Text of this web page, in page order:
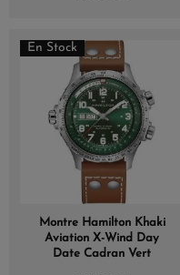
En Stock
Montre Hamilton Khaki
Aviation X-Wind Day
Date Cadran Vert